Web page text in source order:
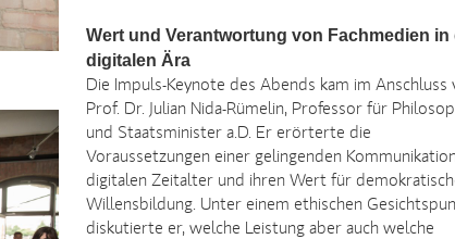
Wert und Verantwortung von Fachmedien in
digitalen Ära
Die Impuls-Keynote des Abends kam im Anschluss
Prof. Dr. Julian Nida-Rümelin, Professor für
und Staatsminister a.D. Er erörterte die
Voraussetzungen einer gelingenden
digitalen Zeitalter und ihren Wert für
Willensbildung. Unter einem ethischen
diskutierte er, welche Leistung aber auch welche